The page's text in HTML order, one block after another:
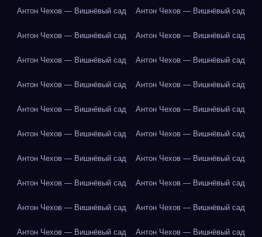
Антон Чехов — Вишнёвый сад Антон Чехов — Вишнёвый сад
Антон Чехов — Вишнёвый сад Антон Чехов — Вишнёвый сад
Антон Чехов — Вишнёвый сад Антон Чехов — Вишнёвый сад
Антон Чехов — Вишнёвый сад Антон Чехов — Вишнёвый сад
Антон Чехов — Вишнёвый сад Антон Чехов — Вишнёвый сад
Антон Чехов — Вишнёвый сад Антон Чехов — Вишнёвый сад
Антон Чехов — Вишнёвый сад Антон Чехов — Вишнёвый сад
Антон Чехов — Вишнёвый сад Антон Чехов — Вишнёвый сад
Антон Чехов — Вишнёвый сад Антон Чехов — Вишнёвый сад
Антон Чехов — Вишнёвый сад Антон Чехов — Вишнёвый сад